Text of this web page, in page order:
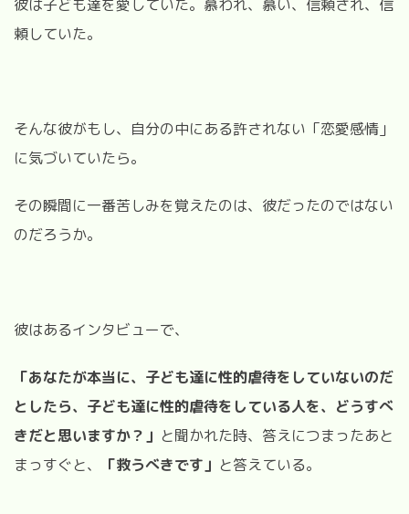
彼は子ども達を愛していた。慕われ、慕い、信頼され、信
頼していた。
そんな彼がもし、自分の中にある許されない「恋愛感情」
に気づいていたら。
その瞬間に一番苦しみを覚えたのは、彼だったのではない
のだろうか。
彼はあるインタビューで、
「あなたが本当に、子ども達に性的虐待をしていないのだ
としたら、子ども達に性的虐待をしている人を、どうすべ
きだと思いますか？」 と聞かれた時、答えにつまったあと
まっすぐと、
「救うべきです」 と答えている。